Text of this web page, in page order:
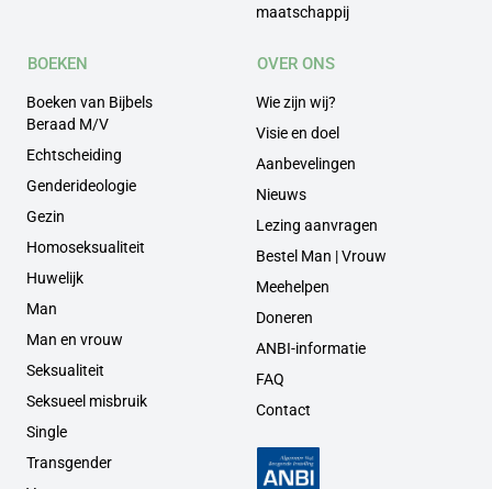
maatschappij
BOEKEN
Boeken van Bijbels
Beraad M/V
Echtscheiding
Genderideologie
Gezin
Homoseksualiteit
Huwelijk
Man
Man en vrouw
Seksualiteit
Seksueel misbruik
Single
Transgender
OVER ONS
Wie zijn wij?
Visie en doel
Aanbevelingen
Nieuws
Lezing aanvragen
Bestel Man | Vrouw
Meehelpen
Doneren
ANBI-informatie
FAQ
Contact